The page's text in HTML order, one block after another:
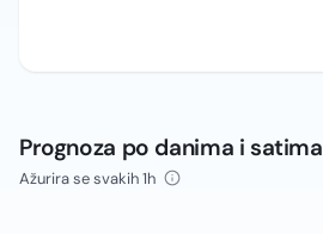
Prognoza po danima i satima
Ažurira se svakih 1h